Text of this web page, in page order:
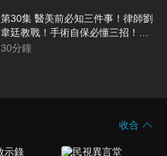
第30集 醫美前必知三件事！律師劉
韋廷教戰！手術自保必懂三招！防
糾紛 打官司 同意書上「這行字」
30分鐘
收合